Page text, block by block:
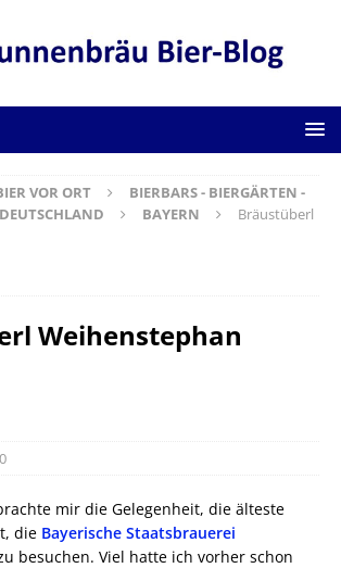
VOR ORT
BIERBARS - BIERGÄRTEN -
DEUTSCHLAND BAYERN
Bräustüberl
Weihenstephan
0
mir die Gelegenheit, die älteste
die Bayerische Staatsbrauerei
besuchen. Viel hatte ich vorher schon